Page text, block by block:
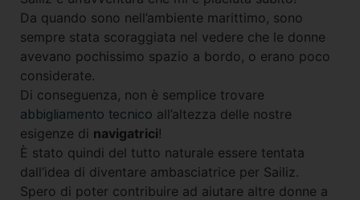
Da quando sono nell’ambiente marittimo, sono
sempre stata scoraggiata nel vedere che le donne
avevano pochissimo spazio a bordo, o erano poco
considerate.
Di conseguenza, non è semplice trovare
abbigliamento tecnico all’altezza delle nostre
esigenze di navigatrici!
È stato quindi del tutto naturale essere tentata
dall’idea di diventare ambasciatrice per Sailiz.
Spero di poter contribuire ad aiutare altre donne a